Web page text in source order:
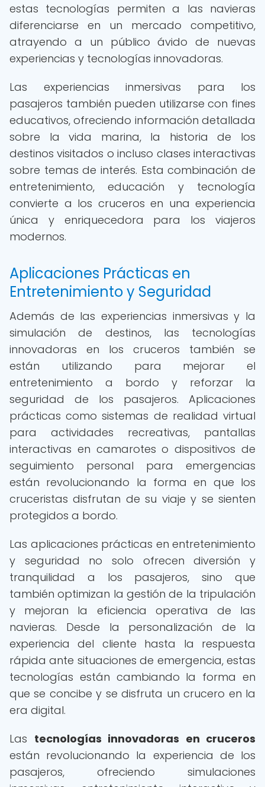
estas tecnologías permiten a las navieras
diferenciarse en un mercado competitivo,
atrayendo a un público ávido de nuevas
experiencias y tecnologías innovadoras.
Las experiencias inmersivas para los
pasajeros también pueden utilizarse con fines
educativos, ofreciendo información detallada
sobre la vida marina, la historia de los
destinos visitados o incluso clases interactivas
sobre temas de interés. Esta combinación de
entretenimiento, educación y tecnología
convierte a los cruceros en una experiencia
única y enriquecedora para los viajeros
modernos.
Aplicaciones Prácticas en
Entretenimiento y Seguridad
Además de las experiencias inmersivas y la
simulación de destinos, las tecnologías
innovadoras en los cruceros también se
están utilizando para mejorar el
entretenimiento a bordo y reforzar la
seguridad de los pasajeros. Aplicaciones
prácticas como sistemas de realidad virtual
para actividades recreativas, pantallas
interactivas en camarotes o dispositivos de
seguimiento personal para emergencias
están revolucionando la forma en que los
cruceristas disfrutan de su viaje y se sienten
protegidos a bordo.
Las aplicaciones prácticas en entretenimiento
y seguridad no solo ofrecen diversión y
tranquilidad a los pasajeros, sino que
también optimizan la gestión de la tripulación
y mejoran la eficiencia operativa de las
navieras. Desde la personalización de la
experiencia del cliente hasta la respuesta
rápida ante situaciones de emergencia, estas
tecnologías están cambiando la forma en
que se concibe y se disfruta un crucero en la
era digital.
Las tecnologías innovadoras en cruceros
están revolucionando la experiencia de los
pasajeros, ofreciendo simulaciones